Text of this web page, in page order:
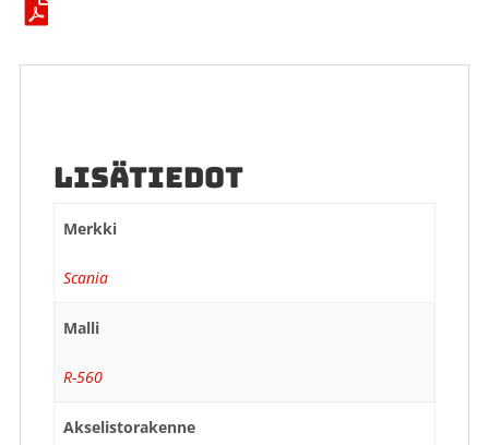
LISÄTIEDOT
Merkki
Scania
Malli
R-560
Akselistorakenne